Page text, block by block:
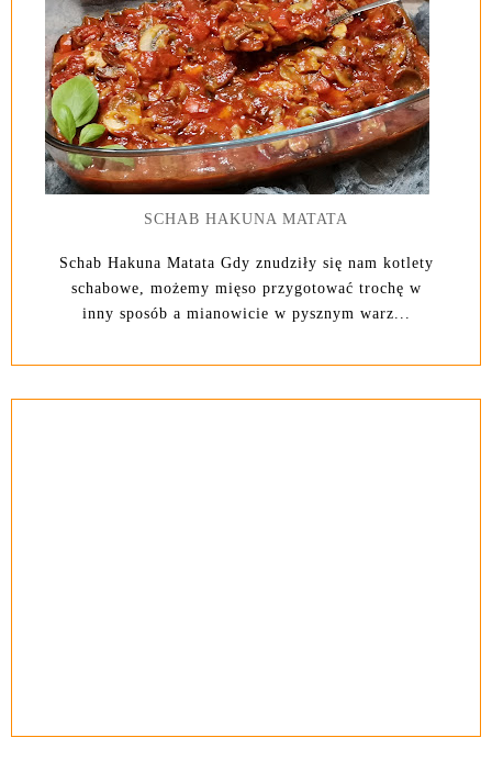
SCHAB HAKUNA MATATA
Schab Hakuna Matata Gdy znudziły się nam kotlety
schabowe, możemy mięso przygotować trochę w
inny sposób a mianowicie w pysznym warz...